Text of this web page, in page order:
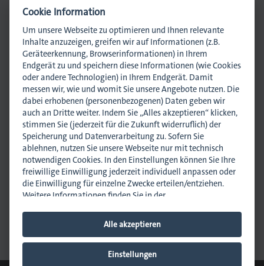
Anmeldung
Cookie Information
Um unsere Webseite zu optimieren und Ihnen relevante
Inhalte anzuzeigen, greifen wir auf Informationen (z.B.
Geräteerkennung, Browserinformationen) in Ihrem
Endgerät zu und speichern diese Informationen (wie Cookies
oder andere Technologien) in Ihrem Endgerät. Damit
messen wir, wie und womit Sie unsere Angebote nutzen. Die
dabei erhobenen (personenbezogenen) Daten geben wir
auch an Dritte weiter. Indem Sie „Alles akzeptieren“ klicken,
stimmen Sie (jederzeit für die Zukunft widerruflich) der
Speicherung und Datenverarbeitung zu. Sofern Sie
ablehnen, nutzen Sie unsere Webseite nur mit technisch
notwendigen Cookies. In den Einstellungen können Sie Ihre
freiwillige Einwilligung jederzeit individuell anpassen oder
die Einwilligung für einzelne Zwecke erteilen/entziehen.
Weitere Informationen finden Sie in der
Hinweis zur Verarbeitung Ihrer auf dieser Webseite
erhobenen Daten in den USA:Wir weisen Sie darauf hin,
dass bezogen auf einzelne Cookies und Dienstleister eine
Alle akzeptieren
Einstellungen